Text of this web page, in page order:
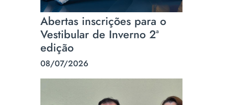
Abertas inscrições para o
Vestibular de Inverno 2ª
edição
08/07/2026